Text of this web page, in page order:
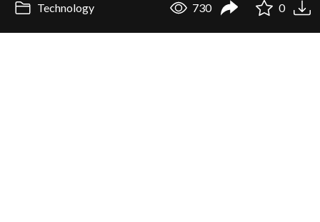
Technology 730 0